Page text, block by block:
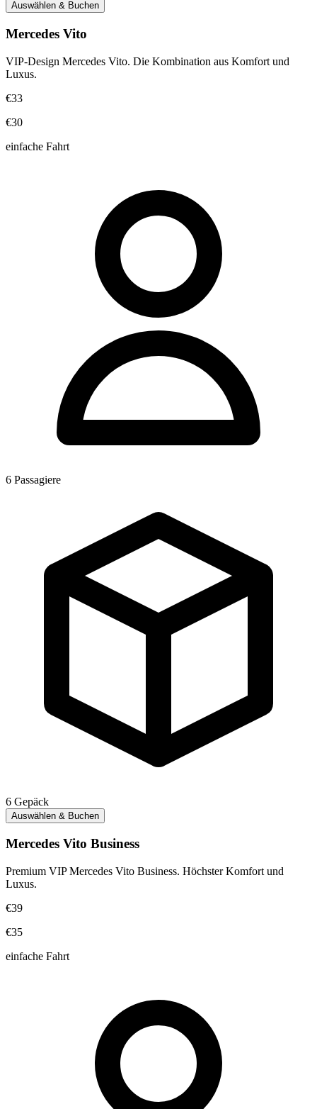
Auswählen & Buchen
Mercedes Vito
VIP-Design Mercedes Vito. Die Kombination aus Komfort und
Luxus.
€33
€30
einfache Fahrt
6 Passagiere
6 Gepäck
Auswählen & Buchen
Mercedes Vito Business
Premium VIP Mercedes Vito Business. Höchster Komfort und
Luxus.
€39
€35
einfache Fahrt